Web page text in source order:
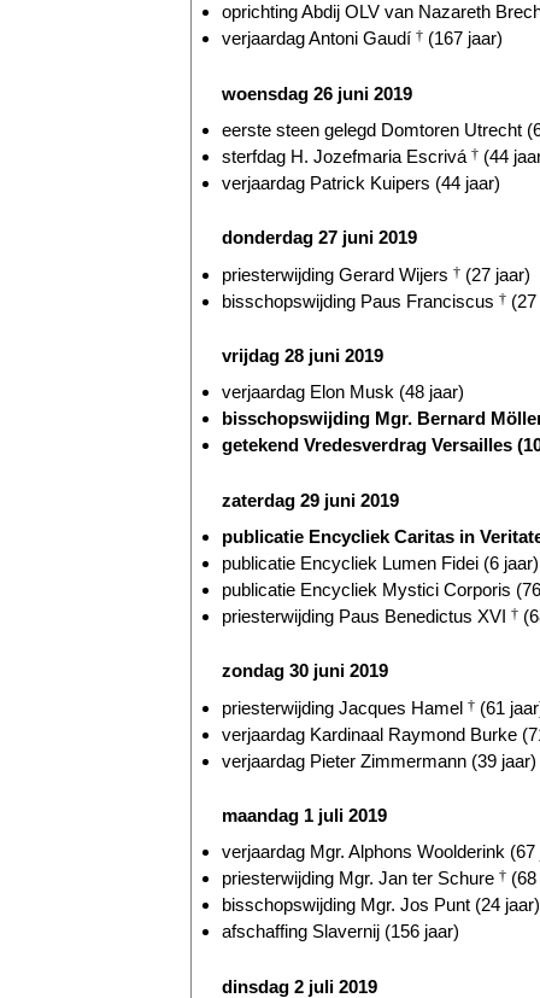
oprichting Abdij OLV van Nazareth
verjaardag Antoni Gaudí † (167 jaar)
woensdag 26 juni 2019
eerste steen gelegd Domtoren Utrecht
sterfdag H. Jozefmaria Escrivá † (44
verjaardag Patrick Kuipers (44 jaar)
donderdag 27 juni 2019
priesterwijding Gerard Wijers † (27 jaar)
bisschopswijding Paus Franciscus †
vrijdag 28 juni 2019
verjaardag Elon Musk (48 jaar)
bisschopswijding Mgr. Bernard
getekend Vredesverdrag Versailles
zaterdag 29 juni 2019
publicatie Encycliek Caritas in
publicatie Encycliek Lumen Fidei (6 jaar)
publicatie Encycliek Mystici Corporis
priesterwijding Paus Benedictus XVI †
zondag 30 juni 2019
priesterwijding Jacques Hamel † (61
verjaardag Kardinaal Raymond Burke
verjaardag Pieter Zimmermann (39 jaar)
maandag 1 juli 2019
verjaardag Mgr. Alphons Woolderink (67
priesterwijding Mgr. Jan ter Schure †
bisschopswijding Mgr. Jos Punt (24 jaar)
afschaffing Slavernij (156 jaar)
dinsdag 2 juli 2019